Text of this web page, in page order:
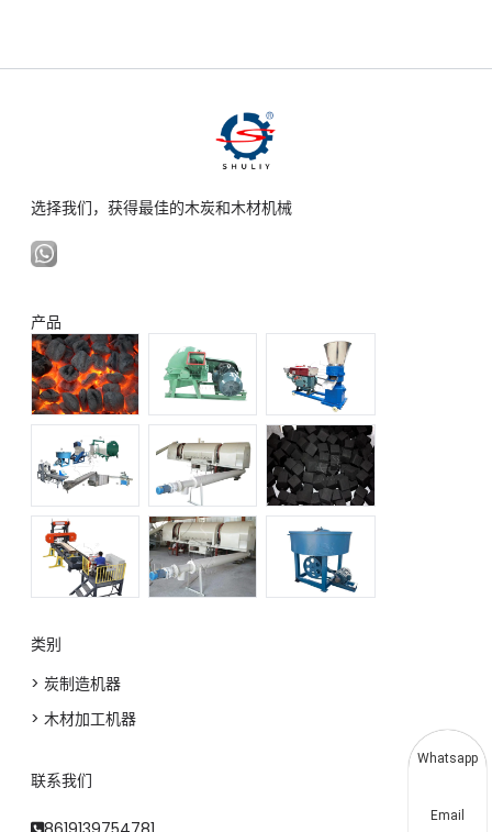
选择我们，获得最佳的木炭和木材机械
产品
类别
> 炭制造机器
> 木材加工机器
联系我们
Whatsapp
Email